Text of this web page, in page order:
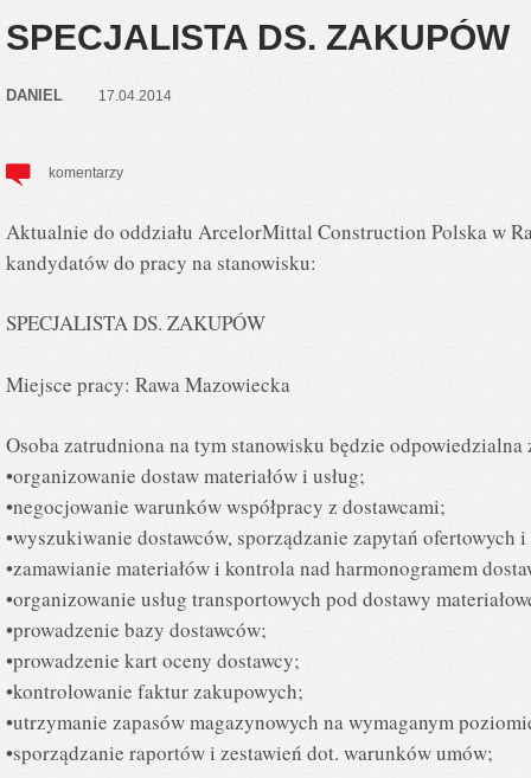
SPECJALISTA DS. ZAKUPÓW
DANIEL 17.04.2014
komentarzy
Aktualnie do oddziału ArcelorMittal Construction Polska w
kandydatów do pracy na stanowisku:
SPECJALISTA DS. ZAKUPÓW
Miejsce pracy: Rawa Mazowiecka
Osoba zatrudniona na tym stanowisku będzie odpowiedzialna
•organizowanie dostaw materiałów i usług;
•negocjowanie warunków współpracy z dostawcami;
•wyszukiwanie dostawców, sporządzanie zapytań ofertowych
•zamawianie materiałów i kontrola nad harmonogramem
•organizowanie usług transportowych pod dostawy
•prowadzenie bazy dostawców;
•prowadzenie kart oceny dostawcy;
•kontrolowanie faktur zakupowych;
•utrzymanie zapasów magazynowych na wymaganym
•sporządzanie raportów i zestawień dot. warunków umów;